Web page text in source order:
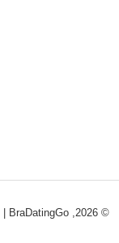
© 2026, BraDatingGo |